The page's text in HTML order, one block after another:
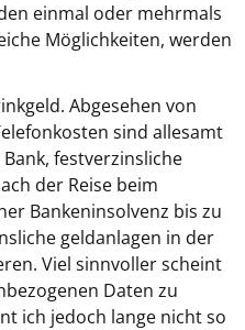
einmal oder mehrmals
Möglichkeiten, werden
Abgesehen von
sind allesamt
festverzinsliche
der Reise beim
Bankeninsolvenz bis zu
geldanlagen in der
Viel sinnvoller scheint
Daten zu
ich jedoch lange nicht so